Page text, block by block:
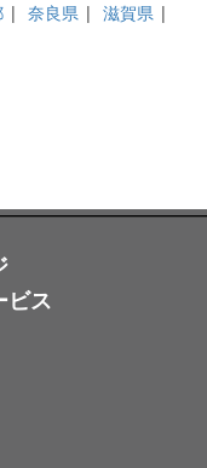
| 奈良県 | 滋賀県 |
ビス